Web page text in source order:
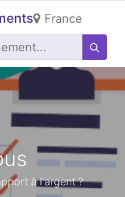
France
à l'argent ?